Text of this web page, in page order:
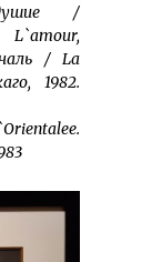
/
/ La
1982.